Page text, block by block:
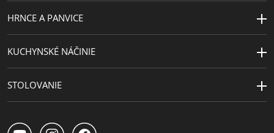
Vyrobené v
Teplotná
odolnosť
žiaruvzdorné, chladuvzdorné,
Priemer platne
14.5
HRNCE A PANVICE
KUCHYNSKÉ NÁČINIE
STOLOVANIE